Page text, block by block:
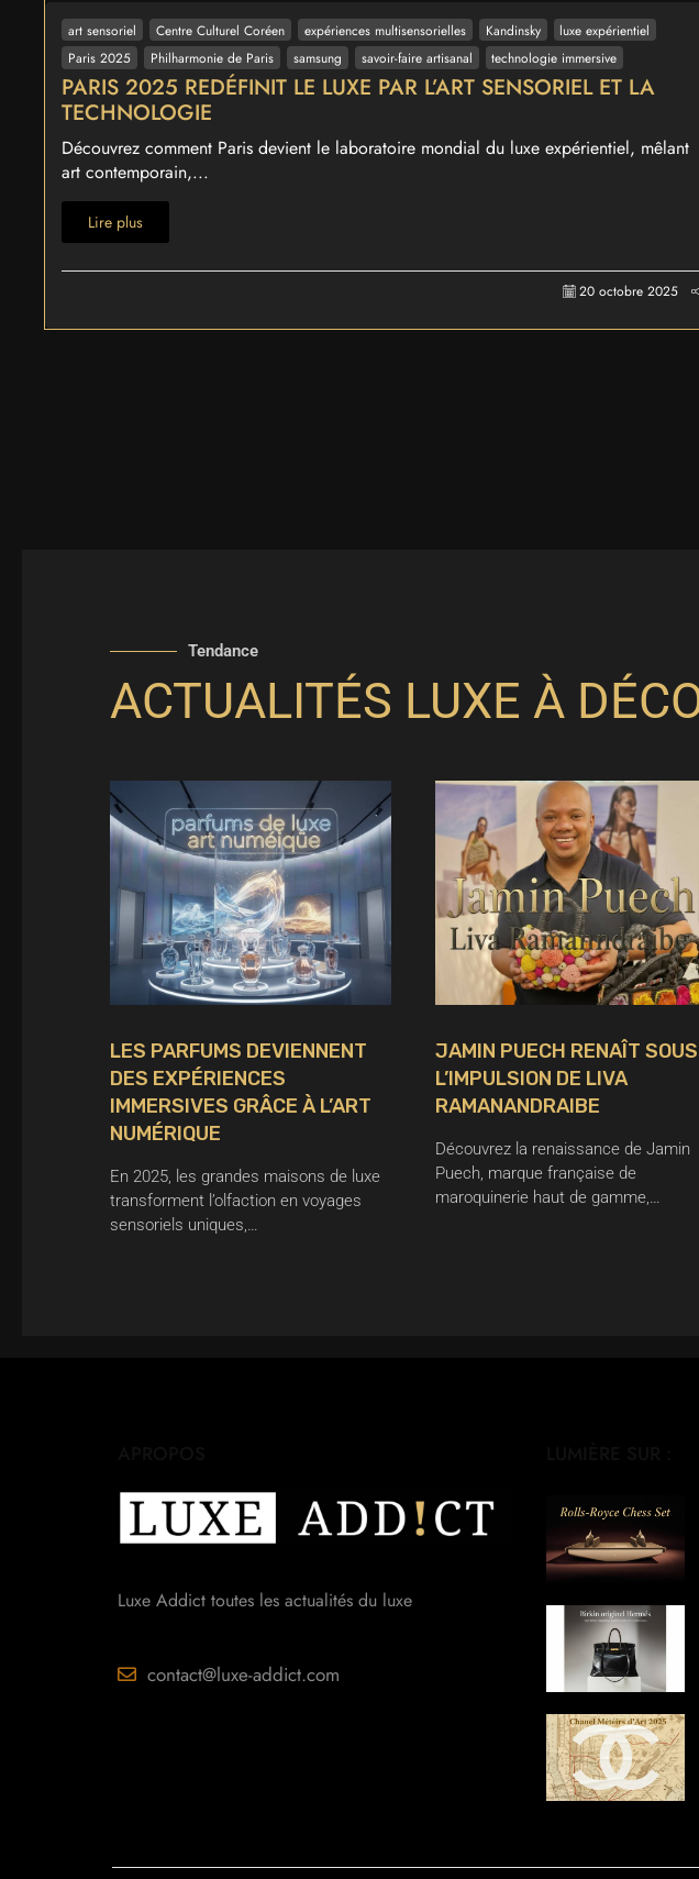
art sensoriel Centre Culturel Coréen expériences multisensorielles Kandinsky
luxe expérientiel
Paris 2025
Philharmonie de Paris samsung savoir-faire artisanal technologie immersive
PARIS 2025 REDÉFINIT LE LUXE PAR L’ART SENSORIEL ET LA
TECHNOLOGIE
Découvrez comment Paris devient le laboratoire mondial du luxe expérientiel, mêlant
art contemporain,...
Lire plus
20 octobre 2025
Tendance
ACTUALITÉS LUXE À
LES PARFUMS DEVIENNENT
DES EXPÉRIENCES
IMMERSIVES GRÂCE À L’ART
NUMÉRIQUE
En 2025, les grandes maisons de luxe
transforment l’olfaction en voyages
sensoriels uniques,…
JAMIN PUECH RENAÎT SOUS
L’IMPULSION DE LIVA
RAMANANDRAIBE
Découvrez la renaissance de Jamin
Puech, marque française de
maroquinerie haut de gamme,…
Luxe Addict toutes les actualités du luxe
contact@luxe-addict.com